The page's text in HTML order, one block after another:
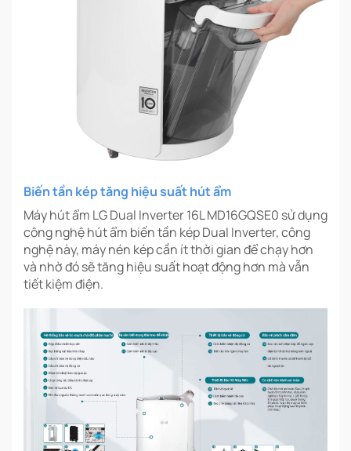
Biến tần kép tăng hiệu suất hút ẩm
Máy hút ẩm LG Dual Inverter 16L MD16GQSE0 sử dụng
công nghệ hút ẩm biến tần kép Dual Inverter, công
nghệ này, máy nén kép cần ít thời gian để chạy hơn
và nhờ đó sẽ tăng hiệu suất hoạt động hơn mà vẫn
tiết kiệm điện.